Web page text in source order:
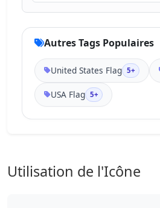
Autres Tags Populaires
United States Flag 5+
USA Flag 5+
Utilisation de l'Icône